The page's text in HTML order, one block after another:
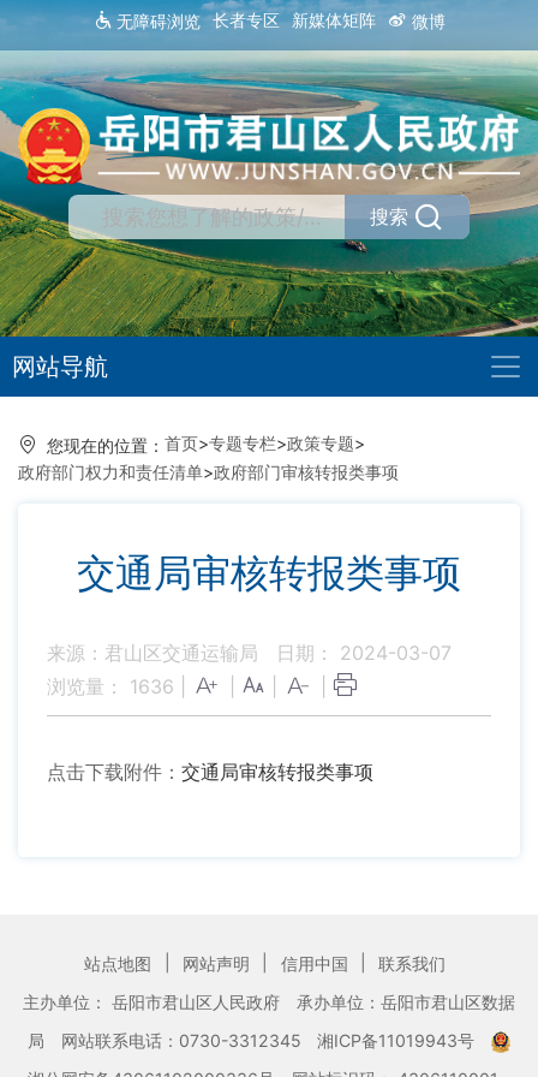
无障碍浏览 长者专区 新媒体矩阵 微博
搜索
网站导航
您现在的位置： 首页>专题专栏>政策专题>
政府部门权力和责任清单>政府部门审核转报类事项
交通局审核转报类事项
来源：君山区交通运输局
日期： 2024-03-07
浏览量： 1636
点击下载附件： 交通局审核转报类事项
站点地图 网站声明 信用中国
联系我们
主办单位： 岳阳市君山区人民政府
承办单位：岳阳市君山区数据
局
网站联系电话：0730-3312345
湘ICP备11019943号